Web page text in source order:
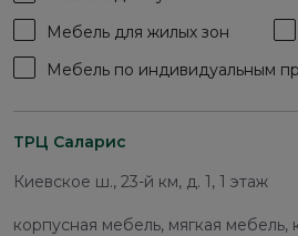
Мебель для жилых зон
Мебель по индивидуальным
ТРЦ Саларис
Киевское ш., 23-й км, д. 1, 1 этаж
корпусная мебель, мягкая мебель,